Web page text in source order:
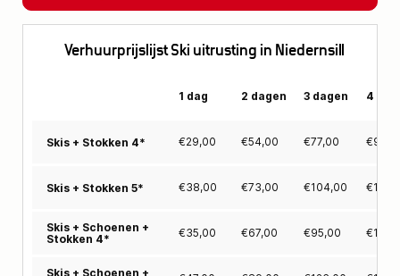
Verhuurprijslijst Ski uitrusting in Niedernsill
1 dag 2 dagen 3 dagen 4
Skis + Stokken 4* €29,00 €54,00 €77,00 €
Skis + Stokken 5* €38,00 €73,00 €104,00 €
Skis + Schoenen +
Stokken 4*
€35,00 €67,00 €95,00 €
Skis + Schoenen +